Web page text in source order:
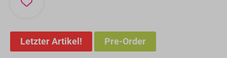
Letzter Artikel! Pre-Order